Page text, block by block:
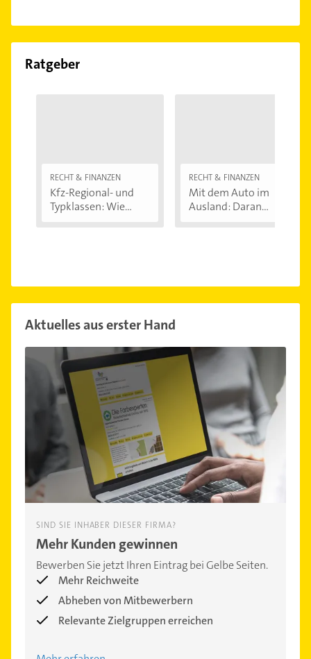
Ratgeber
RECHT & FINANZEN
Kfz-Regional- und
Typklassen: Wie...
RECHT & FINANZEN
Mit dem Auto im
Ausland: Daran...
Aktuelles aus erster Hand
SIND SIE INHABER DIESER FIRMA?
Mehr Kunden gewinnen
Bewerben Sie jetzt Ihren Eintrag bei Gelbe Seiten.
Mehr Reichweite
Abheben von Mitbewerbern
Relevante Zielgruppen erreichen